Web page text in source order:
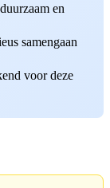
en
samengaan
voor deze